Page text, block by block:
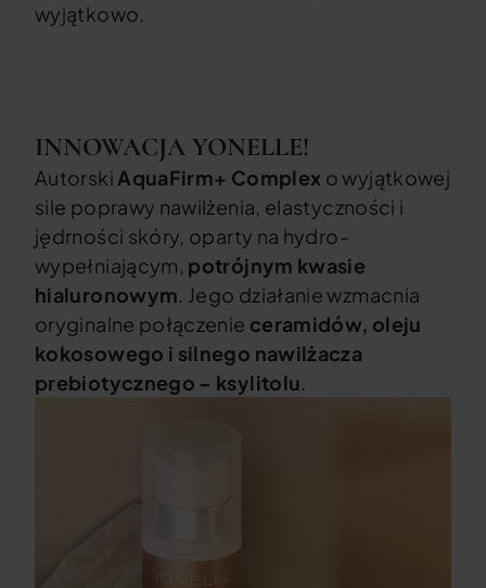
wyjątkowo.
INNOWACJA YONELLE!
Autorski AquaFirm+ Complex o wyjątkowej
sile poprawy nawilżenia, elastyczności i
jędrności skóry, oparty na hydro-
wypełniającym, potrójnym kwasie
hialuronowym. Jego działanie wzmacnia
oryginalne połączenie ceramidów, oleju
kokosowego i silnego nawilżacza
prebiotycznego – ksylitolu.